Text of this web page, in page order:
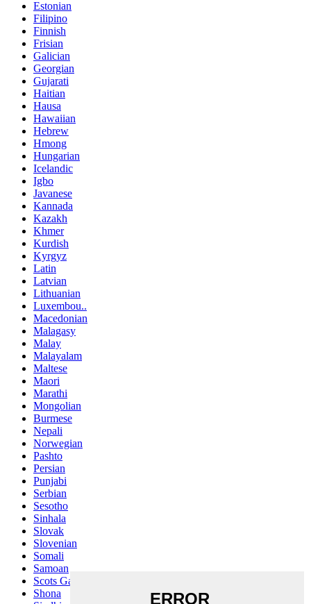
Estonian
Filipino
Finnish
Frisian
Galician
Georgian
Gujarati
Haitian
Hausa
Hawaiian
Hebrew
Hmong
Hungarian
Icelandic
Igbo
Javanese
Kannada
Kazakh
Khmer
Kurdish
Kyrgyz
Latin
Latvian
Lithuanian
Luxembou..
Macedonian
Malagasy
Malay
Malayalam
Maltese
Maori
Marathi
Mongolian
Burmese
Nepali
Norwegian
Pashto
Persian
Punjabi
Serbian
Sesotho
Sinhala
Slovak
Slovenian
Somali
Samoan
Scots Gaelic
Shona